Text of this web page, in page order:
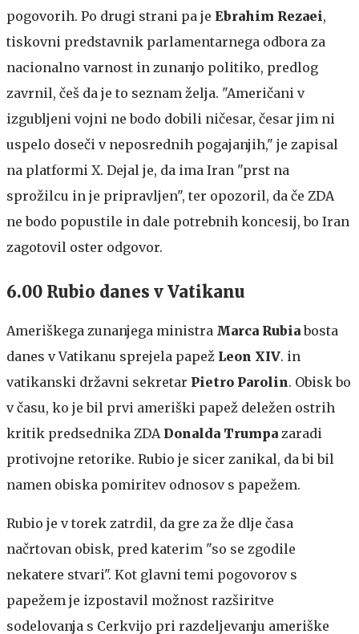
pogovorih. Po drugi strani pa je Ebrahim Rezaei,
tiskovni predstavnik parlamentarnega odbora za
nacionalno varnost in zunanjo politiko, predlog
zavrnil, češ da je to seznam želja. "Američani v
izgubljeni vojni ne bodo dobili ničesar, česar jim ni
uspelo doseči v neposrednih pogajanjih," je zapisal
na platformi X. Dejal je, da ima Iran "prst na
sprožilcu in je pripravljen", ter opozoril, da če ZDA
ne bodo popustile in dale potrebnih koncesij, bo Iran
zagotovil oster odgovor.
6.00 Rubio danes v Vatikanu
Ameriškega zunanjega ministra Marca Rubiabosta
danes v Vatikanu sprejela papež Leon XIV. in
vatikanski državni sekretar Pietro Parolin. Obisk bo
v času, ko je bil prvi ameriški papež deležen ostrih
kritik predsednika ZDA Donalda Trumpa zaradi
protivojne retorike. Rubio je sicer zanikal, da bi bil
namen obiska pomiritev odnosov s papežem.
Rubio je v torek zatrdil, da gre za že dlje časa
načrtovan obisk, pred katerim "so se zgodile
nekatere stvari". Kot glavni temi pogovorov s
papežem je izpostavil možnost razširitve
sodelovanja s Cerkvijo pri razdeljevanju ameriške